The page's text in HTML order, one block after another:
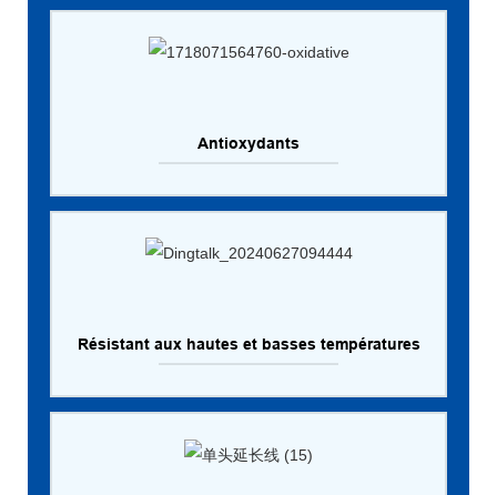
Antioxydants
Résistant aux hautes et basses températures